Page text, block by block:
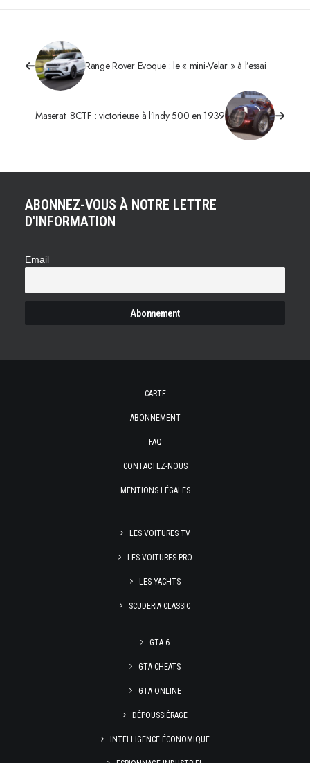
Range Rover Evoque : le « mini-Velar » à l’essai
Maserati 8CTF : victorieuse à l’Indy 500 en 1939
ABONNEZ-VOUS À NOTRE LETTRE
D'INFORMATION
Email
CARTE
ABONNEMENT
FAQ
CONTACTEZ-NOUS
MENTIONS LÉGALES
LES VOITURES TV
LES VOITURES PRO
LES YACHTS
SCUDERIA CLASSIC
GTA 6
GTA CHEATS
GTA ONLINE
DÉPOUSSIÉRAGE
INTELLIGENCE ÉCONOMIQUE